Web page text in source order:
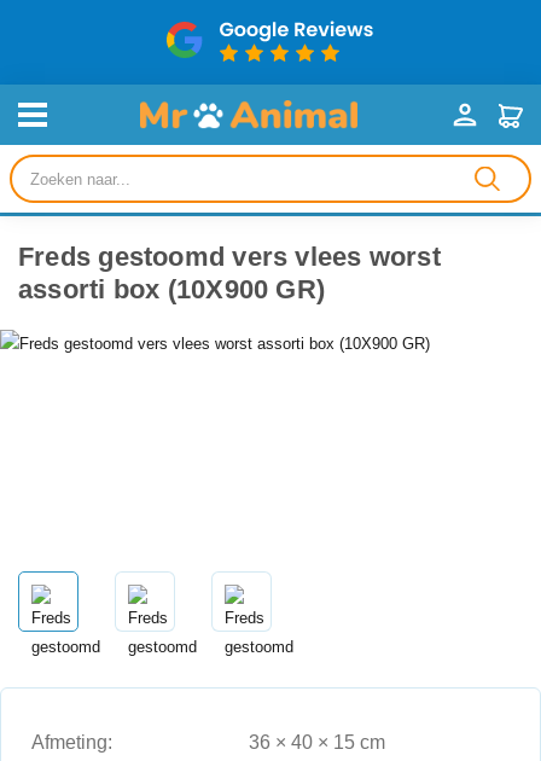
Producten
zoeken
Freds gestoomd vers vlees worst
assorti box (10X900 GR)
Afmeting: 36 × 40 × 15 cm